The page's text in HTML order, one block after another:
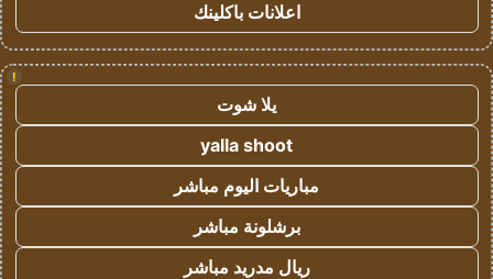
اعلانات باكلينك
!
يلا شوت
yalla shoot
مباريات اليوم مباشر
برشلونة مباشر
ريال مدريد مباشر